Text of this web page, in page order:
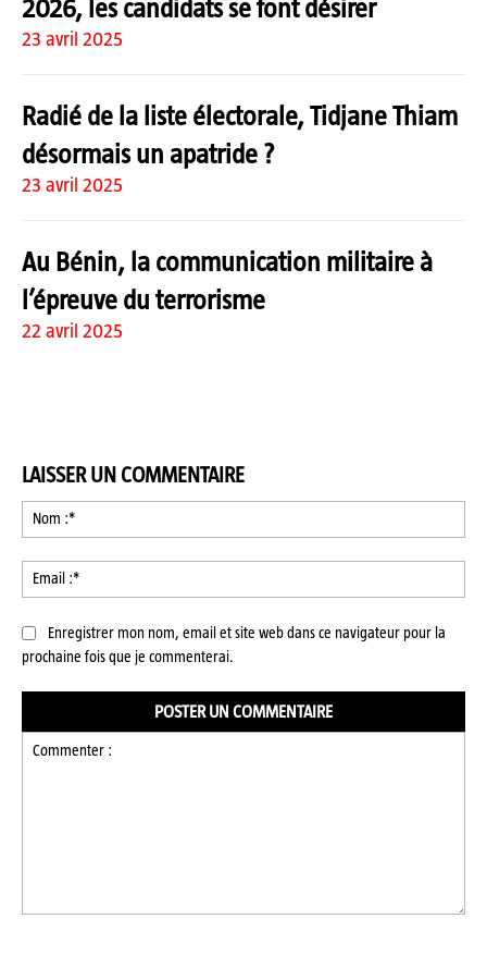
2026, les candidats se font désirer
23 avril 2025
Radié de la liste électorale, Tidjane Thiam
désormais un apatride ?
23 avril 2025
Au Bénin, la communication militaire à
l’épreuve du terrorisme
22 avril 2025
LAISSER UN COMMENTAIRE
Enregistrer mon nom, email et site web dans ce navigateur pour la
prochaine fois que je commenterai.